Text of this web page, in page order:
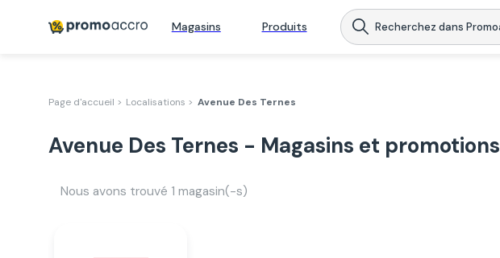
Magasins Produits
Page d'accueil > Localisations > Avenue Des Ternes
Avenue Des Ternes - Magasins et promotions
Nous avons trouvé 1 magasin(-s)